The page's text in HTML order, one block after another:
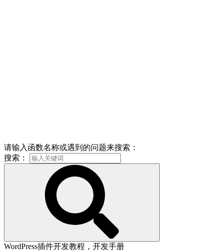
请输入函数名称或遇到的问题来搜索：
搜索：
WordPress插件开发教程，开发手册